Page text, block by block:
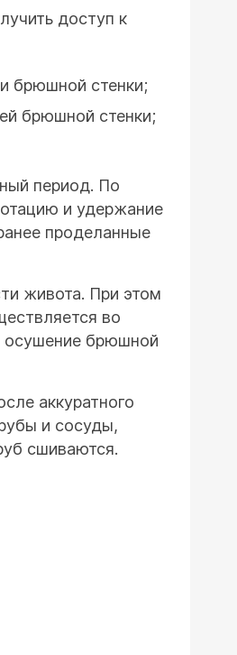
доступ к
брюшной стенки;
брюшной стенки;
период. По
и удержание
проделанные
живота. При этом
во
осушение брюшной
аккуратного
и сосуды,
сшиваются.